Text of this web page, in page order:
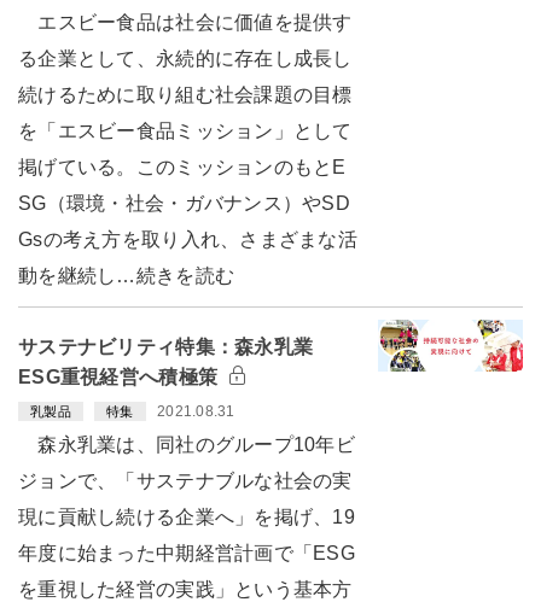
エスビー食品は社会に価値を提供す
る企業として、永続的に存在し成長し
続けるために取り組む社会課題の目標
を「エスビー食品ミッション」として
掲げている。このミッションのもとE
SG（環境・社会・ガバナンス）やSD
Gsの考え方を取り入れ、さまざまな活
動を継続し…続きを読む
サステナビリティ特集：森永乳業
ESG重視経営へ積極策
乳製品 特集 2021.08.31
森永乳業は、同社のグループ10年ビ
ジョンで、「サステナブルな社会の実
現に貢献し続ける企業へ」を掲げ、19
年度に始まった中期経営計画で「ESG
を重視した経営の実践」という基本方